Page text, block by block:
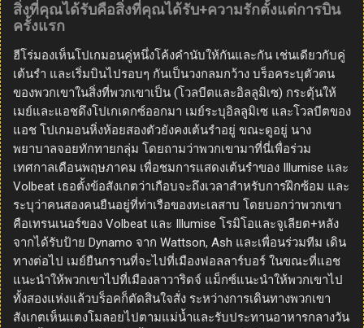
สิ่งที่คุณได้รับคือสิ่งที่คุณได้รับ+ความรักตั้งแต่การบิน
ครั้งแรก
ฮีโร่มองเห็นโปเกมอนคู่หนึ่งโค้งคำนับให้กันและกัน เช่นเดียวกับคู่
เต้นรำ และเริ่มบินไปรอบๆ กันเป็นวงกลมกว้าง บร็อคระบุตัวตน
ของพวกเขาในสิ่งที่พวกเขาเป็น (โวลบีตและอิลลูมิเซ) กระตุ้นให้
เมย์และแอชดึงโปเกเดกซ์ออกมา เมย์ระบุอิลลูมิเซ และโวลบีตของ
แอช โปเกมอนหิ่งห้อยสองตัวยังคงเต้นรำอยู่ ขณะดูอยู่ นาง
พยาบาลจอยทักทายกลุ่ม โดยถามว่าพวกเขามาที่นี่เพื่อร่วม
เทศกาลเดือนพฤษภาคม เพื่อชมการแสดงเต้นรำของ Illumise และ
Volbeat เธอตั้งข้อสังเกตว่าเกือบจะถึงเวลาสำหรับการฝึกซ้อม และ
ระบุว่าคนสองคนยืนอยู่ที่ท่าเรือของทะเลสาบ โดยบอกว่าพวกเขา
คือเทรนเนอร์ของ Volbeat และ Illumise โรมิโอและจูเลียต+หลัง
จากได้รับป้าย Dynamo จาก Wattson, Ash และเพื่อนร่วมทีม เดิน
ทางต่อไป เมย์ยืนกรานที่จะไปที่เมืองฟอลลาร์บอร์ ในขณะที่แอช
แนะนำให้พวกเขาไปที่เมืองลาวาริดจ์ แม็กซ์แนะนำให้พวกเขาไป
ทั้งสองแห่งแล้วบร็อคก็ตัดสินใจสั่ง ระหว่างการเดินทางพวกเขา
สังเกตเห็นแตงโมลอยไปตามแม่น้ำและรับประทานอาหารกลางวัน